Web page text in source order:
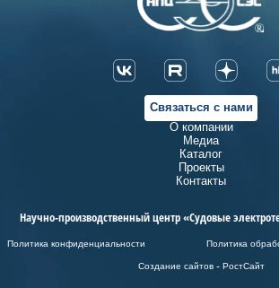
Связаться с нами
О компании
Медиа
Каталог
Проекты
Контакты
Научно-производственный центр «Судовые
Политика конфиденциальности
Политика
Создание сайтов - РостСайт